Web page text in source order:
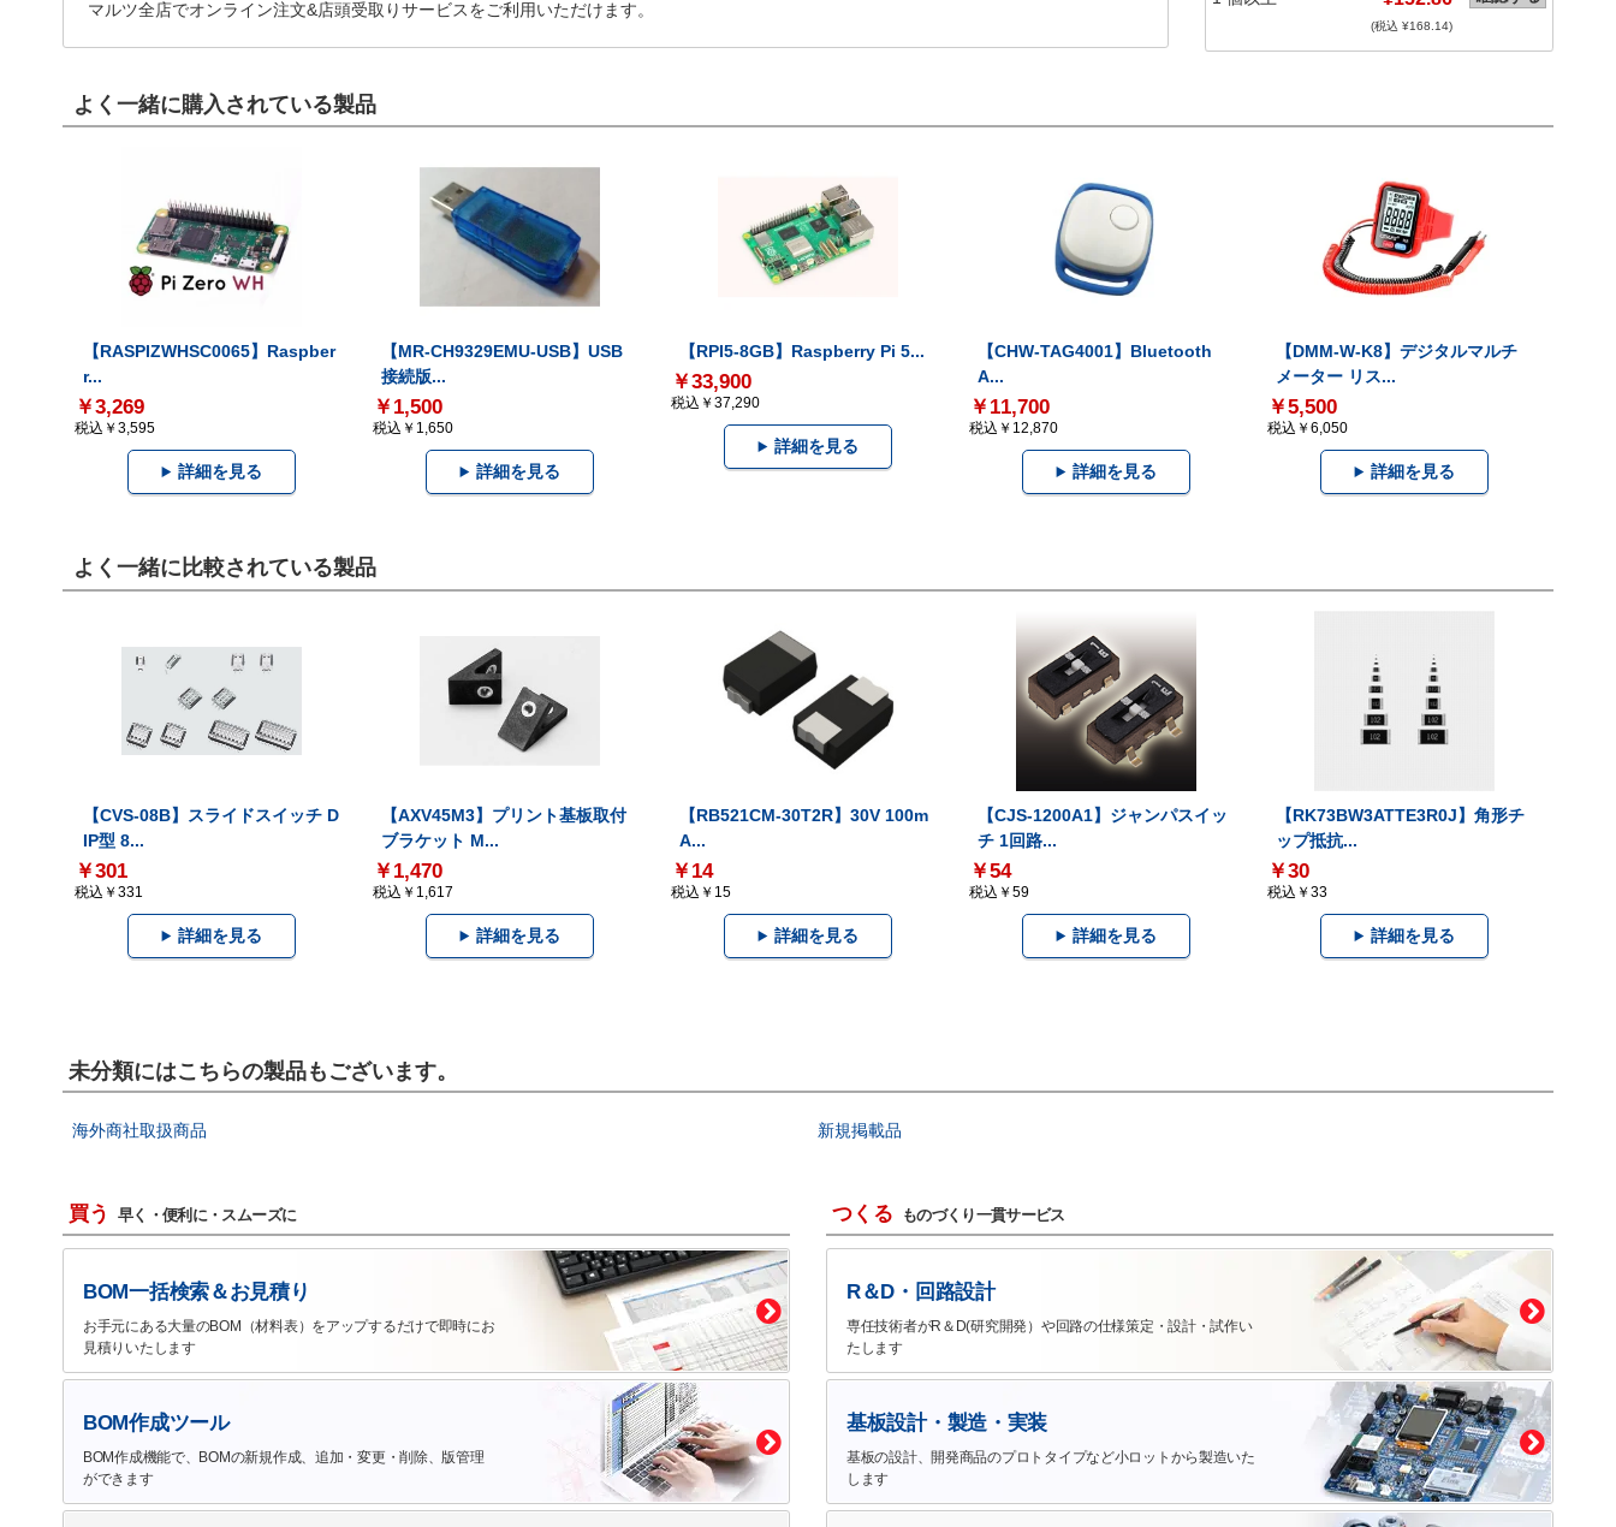
(税込 ¥168.14)
マルツ全店でオンライン注文&店頭受取りサービスをご利用いただけます。
よく一緒に購入されている製品
【RASPIZWHSC0065】Raspber
r...
￥3,269
税込￥3,595
詳細を見る
【MR-CH9329EMU-USB】USB
接続版...
￥1,500
税込￥1,650
詳細を見る
【RPI5-8GB】Raspberry Pi 5...
￥33,900
税込￥37,290
詳細を見る
【CHW-TAG4001】Bluetooth
A...
￥11,700
税込￥12,870
詳細を見る
【DMM-W-K8】デジタルマルチ
メーター リス...
￥5,500
税込￥6,050
詳細を見る
よく一緒に比較されている製品
【CVS-08B】スライドスイッチ D
IP型 8...
￥301
税込￥331
詳細を見る
【AXV45M3】プリント基板取付
ブラケット M...
￥1,470
税込￥1,617
詳細を見る
【RB521CM-30T2R】30V 100m
A...
￥14
税込￥15
詳細を見る
【CJS-1200A1】ジャンパスイッ
チ 1回路...
￥54
税込￥59
詳細を見る
【RK73BW3ATTE3R0J】角形チ
ップ抵抗...
￥30
税込￥33
詳細を見る
未分類にはこちらの製品もございます。
海外商社取扱商品 新規掲載品
買う 早く・便利に・スムーズに
BOM一括検索＆お見積り
お手元にある大量のBOM（材料表）をアップするだけで即時にお
見積りいたします
BOM作成ツール
BOM作成機能で、BOMの新規作成、追加・変更・削除、版管理
ができます
つくる ものづくり一貫サービス
R＆D・回路設計
専任技術者がR＆D(研究開発）や回路の仕様策定・設計・試作い
たします
基板設計・製造・実装
基板の設計、開発商品のプロトタイプなど小ロットから製造いた
します